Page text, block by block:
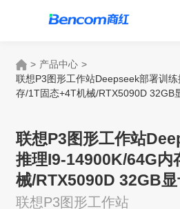
> 产品中心 >
联想P3图形工作站Deepseek部署训
存/1T固态+4T机械/RTX5090D 32GB
联想P3图形工作站
推理I9-14900K/64G内
械/RTX5090D 32GB
联想P3图形工作站